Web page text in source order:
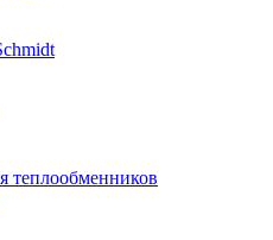
теплообменников